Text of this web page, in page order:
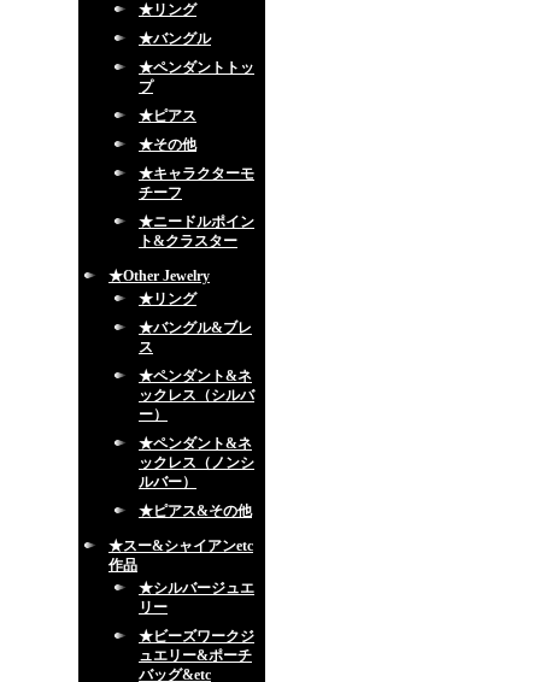
★リング
★バングル
★ペンダントトッ
プ
★ピアス
★その他
★キャラクターモ
チーフ
★ニードルポイン
ト&クラスター
★Other Jewelry
★リング
★バングル&ブレ
ス
★ペンダント&ネ
ックレス（シルバ
ー）
★ペンダント&ネ
ックレス（ノンシ
ルバー）
★ピアス&その他
★スー&シャイアンetc
作品
★シルバージュエ
リー
★ビーズワークジ
ュエリー&ポーチ
バッグ&etc